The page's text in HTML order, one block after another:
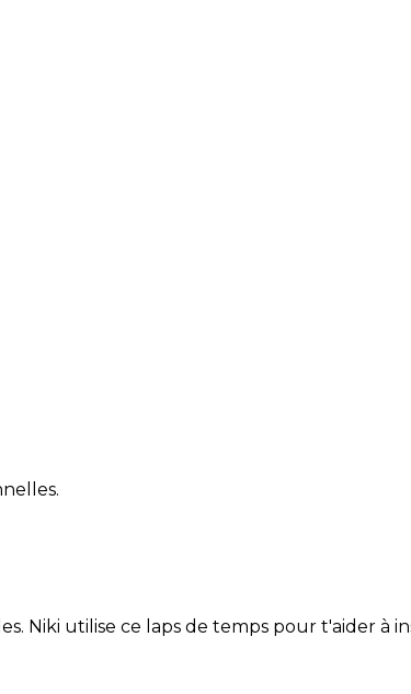
Niki utilise ce laps de temps pour t'aider à